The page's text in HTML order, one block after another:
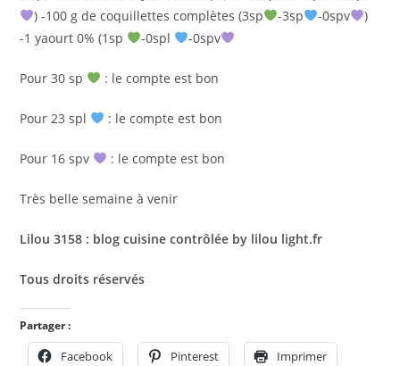
) -100 g de coquillettes complètes (3sp
-3sp -0spv
)
-1 yaourt 0% (1sp
-0spl -0spv
Pour 30 sp : le compte est bon
Pour 23 spl : le compte est bon
Pour 16 spv : le compte est bon
Très belle semaine à venir
Lilou 3158 : blog cuisine contrôlée by lilou light.fr
Tous droits réservés
Partager :
Facebook Pinterest Imprimer